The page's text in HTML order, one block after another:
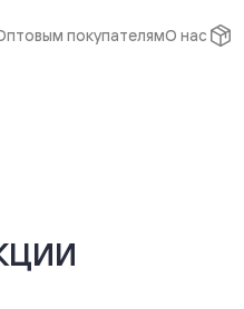
покупателямО нас